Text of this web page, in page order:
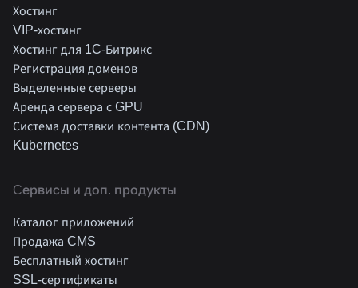
Хостинг
VIP-хостинг
Хостинг для 1C-Битрикс
Регистрация доменов
Выделенные серверы
Аренда сервера с GPU
Система доставки контента (CDN)
Kubernetes
Cервисы и доп. продукты
Каталог приложений
Продажа CMS
Бесплатный хостинг
SSL-сертификаты